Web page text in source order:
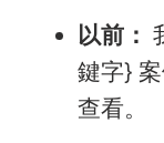
以前：
鍵字}
查看。